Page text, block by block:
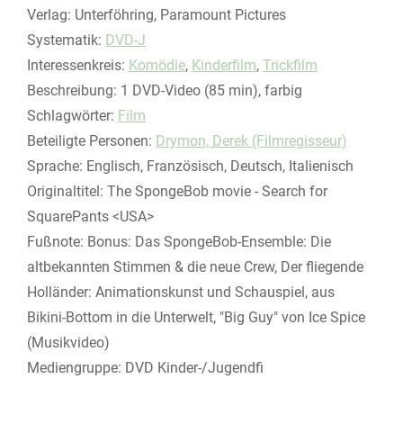
Verlag: Unterföhring, Paramount Pictures
opens in new tab
Diesen Link in neuem Tab öffnen
Systematik: Suche nach dieser Systematik
DVD-J
Interessenkreis: Suche nach diesem Interessenskreis
Komödie, Kinderfilm, Trickfilm
Beschreibung: 1 DVD-Video (85 min), farbig
Schlagwörter: Film
Beteiligte Personen: Suche nach dieser Beteiligten Person
Drymon, Derek (Filmregisseur)
Sprache: Englisch, Französisch, Deutsch, Italienisch
Originaltitel: The SpongeBob movie - Search for
SquarePants <USA>
Fußnote: Bonus: Das SpongeBob-Ensemble: Die
altbekannten Stimmen & die neue Crew, Der fliegende
Holländer: Animationskunst und Schauspiel, aus
Bikini-Bottom in die Unterwelt, "Big Guy" von Ice Spice
(Musikvideo)
Mediengruppe: DVD Kinder-/Jugendfi